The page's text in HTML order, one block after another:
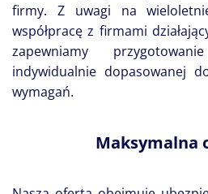
firmy. Z uwagi na
współpracę z firmami
zapewniamy
indywidualnie dopasowanej
wymagań.
Maksymalna